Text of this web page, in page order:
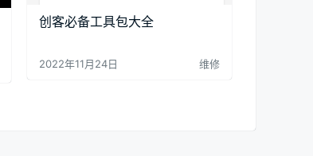
创客必备工具包大全
2022年11月24日 维修